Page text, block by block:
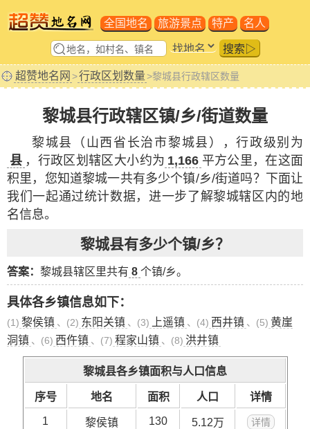
全国地名 旅游景点 特产 名人
搜索▷
超赞地名网 >行政区划数量>黎城县行政辖区数量
黎城县行政辖区镇/乡/街道数量
黎城县（山西省长治市黎城县），行政级别为
县 ，行政区划辖区大小约为 1,166 平方公里，在这面
积里，您知道黎城一共有多少个镇/乡/街道吗？下面让
我们一起通过统计数据，进一步了解黎城辖区内的地
名信息。
黎城县有多少个镇/乡？
答案： 黎城县辖区里共有 8 个镇/乡。
具体各乡镇信息如下：
(1) 黎侯镇 、(2) 东阳关镇 、(3) 上遥镇 、(4) 西井镇 、(5) 黄崖
洞镇 、(6) 西仵镇 、(7) 程家山镇 、(8) 洪井镇
黎城县各乡镇面积与人口信息
序号 地名 面积 人口 详情
1 黎侯镇 130 5.12万 详情